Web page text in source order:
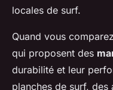
locales de surf.
Quand vous
qui proposent des
durabilité et leur
planches de surf,